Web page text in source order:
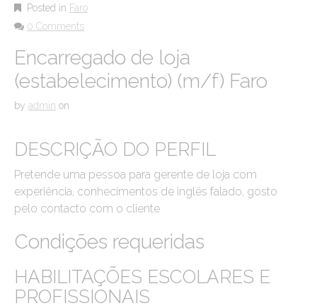
Posted in Faro
0 Comments
Encarregado de loja
(estabelecimento) (m/f) Faro
by admin on
DESCRIÇÃO DO PERFIL
Pretende uma pessoa para gerente de loja com
experiência, conhecimentos de inglês falado, gosto
pelo contacto com o cliente
Condições requeridas
HABILITAÇÕES ESCOLARES E
PROFISSIONAIS